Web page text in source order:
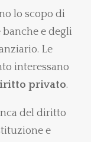
lo scopo di
e degli
Le
interessano
privato.
del diritto
e